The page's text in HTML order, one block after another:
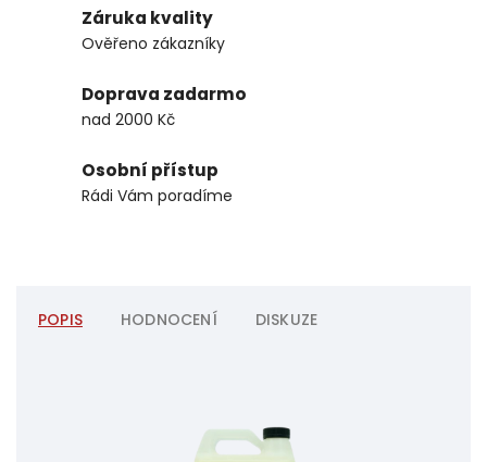
Záruka kvality
Ověřeno zákazníky
Doprava zadarmo
nad 2000 Kč
Osobní přístup
Rádi Vám poradíme
POPIS HODNOCENÍ DISKUZE